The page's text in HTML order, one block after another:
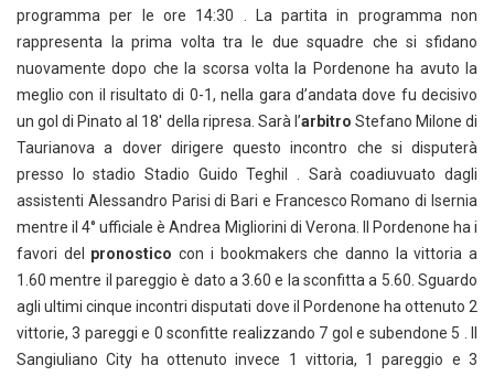
programma per le ore 14:30 . La partita in programma non
rappresenta la prima volta tra le due squadre che si sfidano
nuovamente dopo che la scorsa volta la Pordenone ha avuto la
meglio con il risultato di 0-1, nella gara d’andata dove fu decisivo
un gol di Pinato al 18′ della ripresa. Sarà l’arbitro Stefano Milone di
Taurianova a dover dirigere questo incontro che si disputerà
presso lo stadio Stadio Guido Teghil . Sarà coadiuvuato dagli
assistenti Alessandro Parisi di Bari e Francesco Romano di Isernia
mentre il 4° ufficiale è Andrea Migliorini di Verona. Il Pordenone ha i
favori del pronostico con i bookmakers che danno la vittoria a
1.60 mentre il pareggio è dato a 3.60 e la sconfitta a 5.60. Sguardo
agli ultimi cinque incontri disputati dove il Pordenone ha ottenuto 2
vittorie, 3 pareggi e 0 sconfitte realizzando 7 gol e subendone 5 . Il
Sangiuliano City ha ottenuto invece 1 vittoria, 1 pareggio e 3